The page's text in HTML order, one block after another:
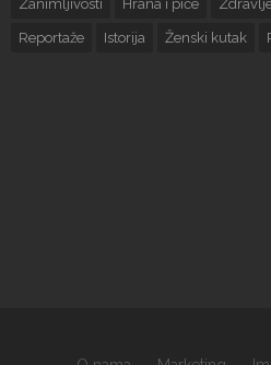
Zanimljivosti Hrana i piće
Reportaže Istorija Ženski kutak